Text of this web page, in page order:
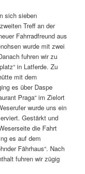
sich sieben
Treff an der
Fahrradfreund aus
wurde mit zwei
fuhren wir zu
in Latferde. Zu
mit dem
es über Daspe
Praga“ im Zielort
wurde uns ein
Gestärkt und
die Fahrt
es auf dem
Fährhaus“. Nach
fuhren wir zügig